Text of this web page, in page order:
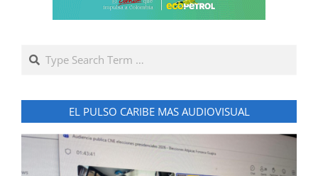
Search
EL PULSO CARIBE MAS AUDIOVISUAL